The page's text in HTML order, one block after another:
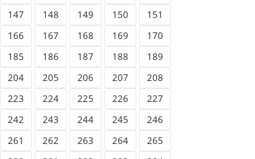
147 148 149 150
151
166 167 168 169
170
185 186 187 188
189
204 205 206 207
208
223 224 225 226
227
242 243 244 245
246
261 262 263 264
265